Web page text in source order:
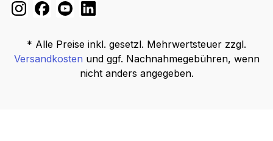
* Alle Preise inkl. gesetzl. Mehrwertsteuer zzgl.
Versandkosten und ggf. Nachnahmegebühren, wenn
nicht anders angegeben.